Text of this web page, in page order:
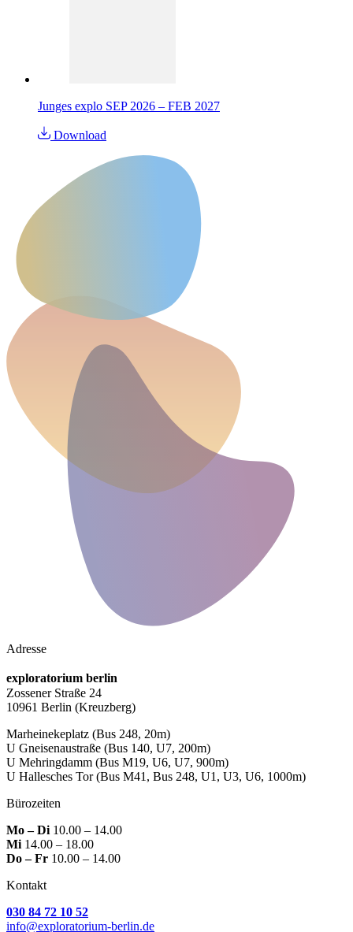
Junges explo SEP 2026 – FEB 2027
Download
Adresse
exploratorium berlin
Zossener Straße 24
10961 Berlin (Kreuzberg)
Marheinekeplatz (Bus 248, 20m)
U Gneisenaustraße (Bus 140, U7, 200m)
U Mehringdamm (Bus M19, U6, U7, 900m)
U Hallesches Tor(Bus M41, Bus 248, U1, U3, U6, 1000m)
Bürozeiten
Mo – Di 10.00 – 14.00
Mi 14.00 – 18.00
Do – Fr 10.00 – 14.00
Kontakt
030 84 72 10 52
info@exploratorium-berlin.de